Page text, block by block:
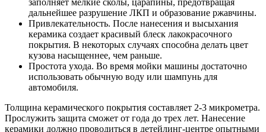
дальнейшее разрушение ЛКП и образование ржавчины.
Привлекательность. После нанесения и высыхания
керамика создает красивый блеск лакокрасочного
покрытия. В некоторых случаях способна делать цвет
кузова насыщеннее, чем раньше.
Простота ухода. Во время мойки машины достаточно
использовать обычную воду или шампунь для
автомобиля.
Толщина керамического покрытия составляет 2-3 микрометра.
Прослужить защита сможет от года до трех лет. Нанесение
керамики должно проводиться в детейлинг-центре опытными